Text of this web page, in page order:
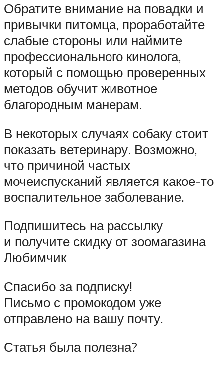
Обратите внимание на повадки и
привычки питомца, проработайте
слабые стороны или наймите
профессионального кинолога,
который с помощью проверенных
методов обучит животное
благородным манерам.
В некоторых случаях собаку стоит
показать ветеринару. Возможно,
что причиной частых
мочеиспусканий является какое-то
воспалительное заболевание.
Подпишитесь на рассылку
и получите скидку от зоомагазина
Любимчик
Спасибо за подписку!
Письмо с промокодом уже
отправлено на вашу почту.
Статья была полезна?